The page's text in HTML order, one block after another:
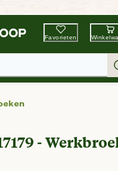
Tuin & Dier
Favorieten
-